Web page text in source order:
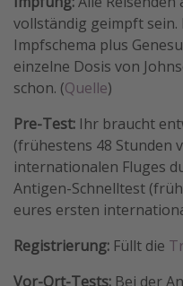
vollständig geimpft sein.
Impfschema plus
einzelne Dosis von
schon. (Quelle)
Pre-Test: Ihr braucht
(frühestens 48 Stunden
internationalen Fluges
Antigen-Schnelltest
eures ersten
Registrierung: Füllt die
Vor-Ort-Tests: Bei der